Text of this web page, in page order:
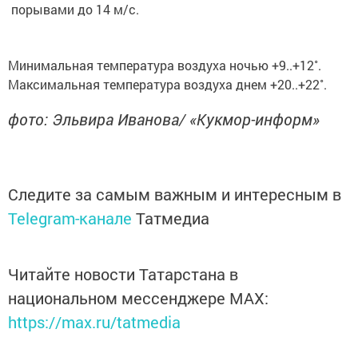
порывами до 14 м/с.
Минимальная температура воздуха ночью +9..+12˚.
Максимальная температура воздуха днем +20..+22˚.
фото: Эльвира Иванова/ «Кукмор-информ»
Следите за самым важным и интересным в
Telegram-канале Татмедиа
Читайте новости Татарстана в
национальном мессенджере MАХ:
https://max.ru/tatmedia